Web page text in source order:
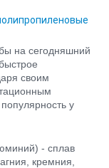
на сегодняшний
своим
у
- сплав
кремния,